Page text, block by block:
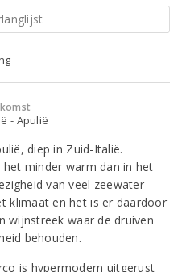
- Apulië
diep in Zuid-Italië.
het minder warm dan in het
van veel zeewater
klimaat en het is er daardoor
wijnstreek waar de druiven
behouden.
is hypermodern uitgerust